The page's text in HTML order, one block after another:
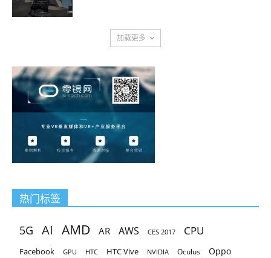
加载更多
热门标签
5G AI AMD AR AWS CES 2017 CPU
Facebook GPU HTC HTC Vive NVIDIA Oculus Oppo